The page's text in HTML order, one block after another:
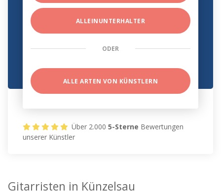
ALLEINUNTERHALTER
ODER
ALLE ARTEN VON KÜNSTLERN
Über 2.0005-Sterne Bewertungen
unserer Künstler
Gitarristen in Künzelsau